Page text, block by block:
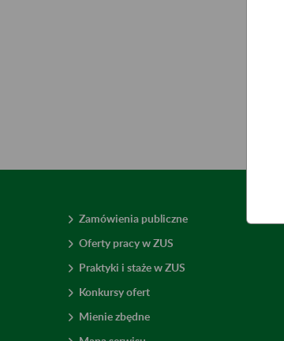
Zamówienia publiczne
Oferty pracy w ZUS
Praktyki i staże w ZUS
Konkursy ofert
Mienie zbędne